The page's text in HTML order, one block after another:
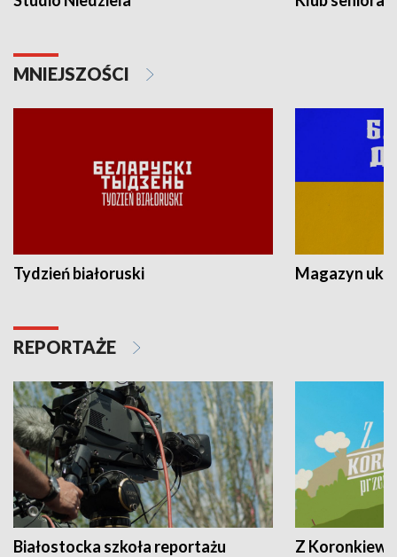
MNIEJSZOŚCI
Tydzień białoruski Magazyn
REPORTAŻE
Białostocka szkoła reportażu Z